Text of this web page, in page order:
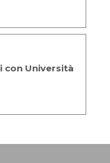
con Università